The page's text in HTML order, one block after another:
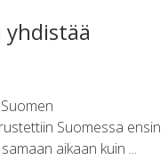
Suomessa ensin
aikaan kuin ...